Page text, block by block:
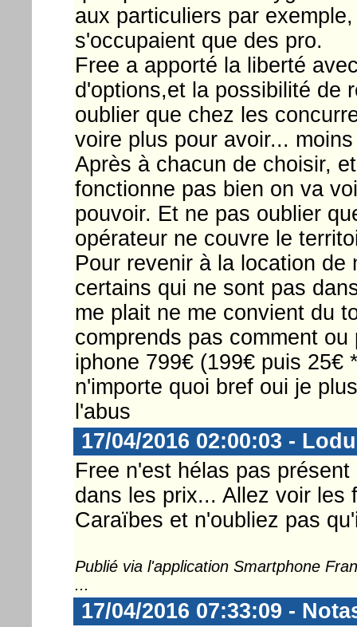
aux particuliers par
s'occupaient que des pro.
Free a apporté la liberté
d'options,et la possibilité de
oublier que chez les
voire plus pour avoir...
Après à chacun de choisir,
fonctionne pas bien on va
pouvoir. Et ne pas oublier
opérateur ne couvre le
Pour revenir à la location
certains qui ne sont pas
me plait ne me convient du
comprends pas comment
iphone 799€ (199€ puis 25€
n'importe quoi bref oui je
l'abus
17/04/2016 02:00:03 -
Free n'est hélas pas
dans les prix... Allez voir les
Caraïbes et n'oubliez pas
Publié via l'application Smartphone
...
17/04/2016 07:33:09 -